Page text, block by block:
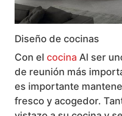
Diseño de cocinas
Con el cocina ​Al ser
de reunión más
es importante
fresco y acogedor.